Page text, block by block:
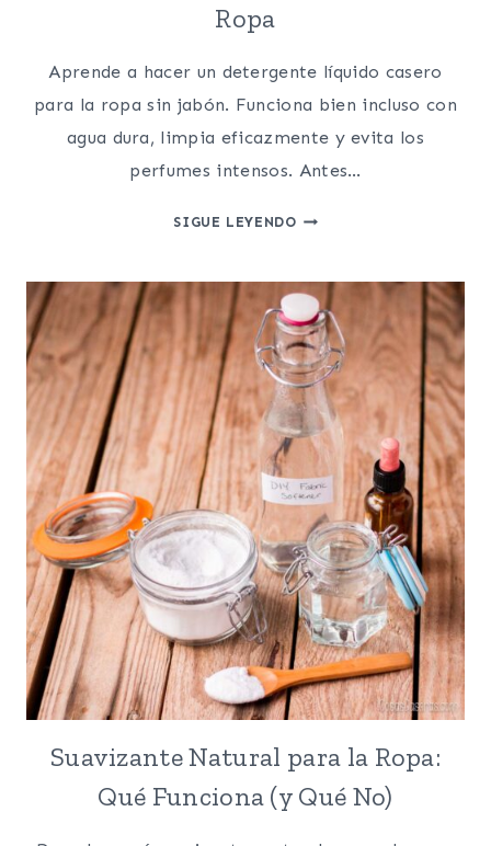
Ropa
Aprende a hacer un detergente líquido casero
para la ropa sin jabón. Funciona bien incluso con
agua dura, limpia eficazmente y evita los
perfumes intensos. Antes…
SIGUE LEYENDODETERGENTE
PARA
LA
ROPA
Suavizante Natural para la Ropa:
Qué Funciona (y Qué No)